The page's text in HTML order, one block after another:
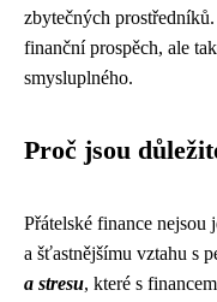
zbytečných prostředníků.
finanční prospěch, ale
smysluplného.
Proč jsou
Přátelské finance
a šťastnějšímu vztahu s
a stresu, které s